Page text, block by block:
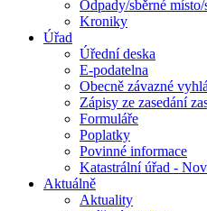
Odpady/sběrné
Kroniky
Úřad
Úřední deska
E-podatelna
Obecně závazné
Zápisy ze zasedání
Formuláře
Poplatky
Povinné informace
Katastrální úřad -
Aktuálně
Aktuality